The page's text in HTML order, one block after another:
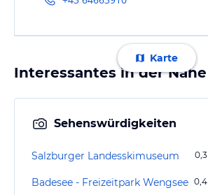
Karte
Interessantes in der Nähe
Sehenswürdigkeiten
Salzburger Landesskimuseum 0,3
Badesee - Freizeitpark Wengsee 0,4